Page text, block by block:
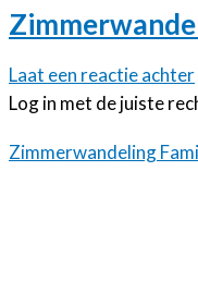
Laat een reactie achter
Log in met de juiste
Zimmerwandeling